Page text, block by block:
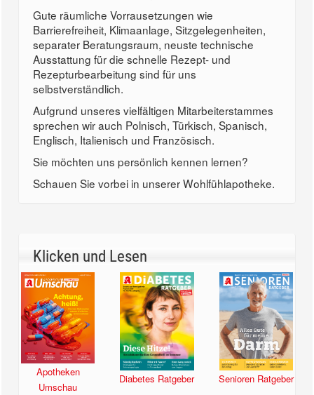
Gute räumliche Vorrausetzungen wie
Barrierefreiheit, Klimaanlage, Sitzgelegenheiten,
separater Beratungsraum, neuste technische
Ausstattung für die schnelle Rezept- und
Rezepturbearbeitung sind für uns
selbstverständlich.
Aufgrund unseres vielfältigen Mitarbeiterstammes
sprechen wir auch Polnisch, Türkisch, Spanisch,
Englisch, Italienisch und Französisch.
Sie möchten uns persönlich kennen lernen?
Schauen Sie vorbei in unserer Wohlfühlapotheke.
Klicken und Lesen
Apotheken
Umschau
Diabetes Ratgeber Senioren Ratgeber